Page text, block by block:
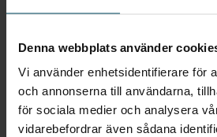
Denna webbplats använder
Vi använder enhetsidentifierare för
och annonserna till användarna,
för sociala medier och analysera
vidarebefordrar även sådana